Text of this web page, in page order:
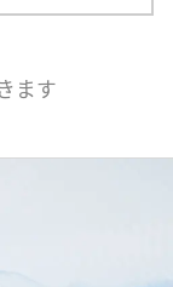
ます